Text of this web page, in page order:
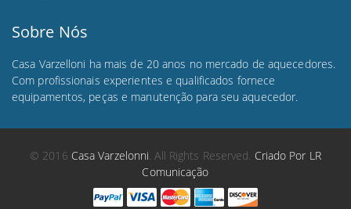
Sobre Nós
Casa Varzelloni ha mais de 20 anos no mercado de aquecedores.
Com profissionais experientes e qualificados fornece
equipamentos, peças e manutenção para seu aquecedor.
© 2016 Casa Varzelonni. All Rights Reserved. Criado Por LR
Comunicação